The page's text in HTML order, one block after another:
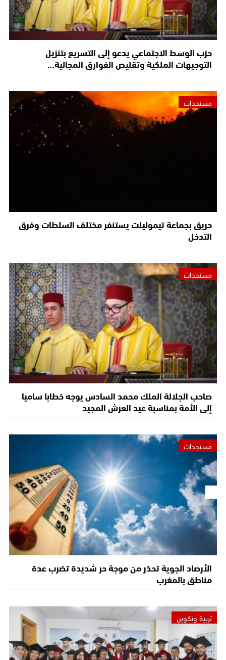
حزب الوسط الاجتماعي يدعو إلى التسريع بتنزيل
التوجيهات الملكية وتقليص الفوارق المجالية…
مستجدات
حريق بجماعة تيموليلت يستنفر مختلف السلطات وفرق
التدخل
مستجدات
صاحب الجلالة الملك محمد السادس يوجه خطابا ساميا
إلى الأمة بمناسبة عيد العرش المجيد
مستجدات
الأرصاد الجوية تحذر من موجة حر شديدة تضرب عدة
مناطق بالمغرب
تربية وتكوين